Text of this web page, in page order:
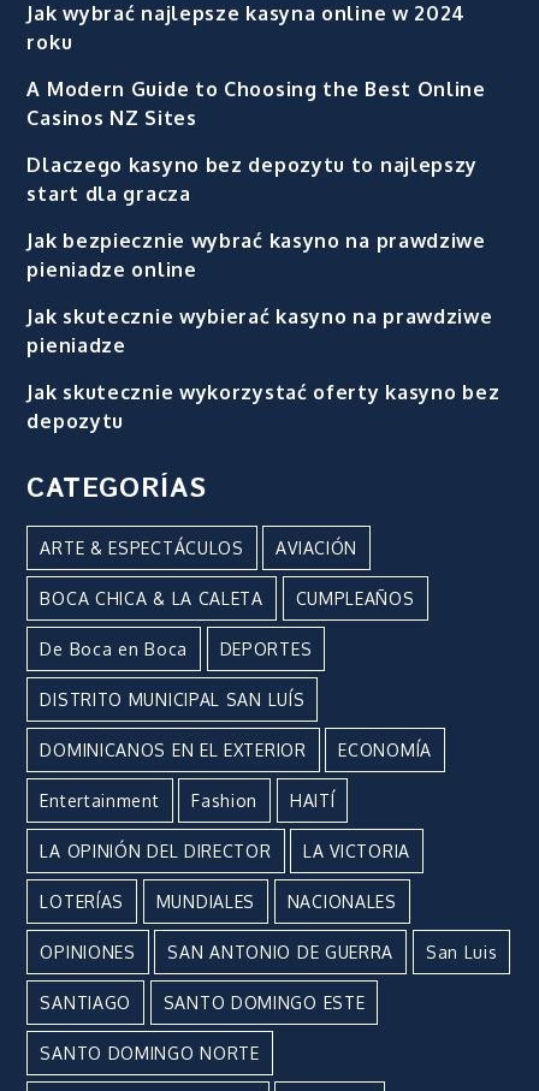
Jak wybrać najlepsze kasyna online w 2024
roku
A Modern Guide to Choosing the Best Online
Casinos NZ Sites
Dlaczego kasyno bez depozytu to najlepszy
start dla gracza
Jak bezpiecznie wybrać kasyno na prawdziwe
pieniadze online
Jak skutecznie wybierać kasyno na prawdziwe
pieniadze
Jak skutecznie wykorzystać oferty kasyno bez
depozytu
CATEGORÍAS
ARTE & ESPECTÁCULOS AVIACIÓN
BOCA CHICA & LA CALETA CUMPLEAÑOS
De Boca en Boca DEPORTES
DISTRITO MUNICIPAL SAN LUÍS
DOMINICANOS EN EL EXTERIOR ECONOMÍA
Entertainment Fashion HAITÍ
LA OPINIÓN DEL DIRECTOR LA VICTORIA
LOTERÍAS MUNDIALES NACIONALES
OPINIONES SAN ANTONIO DE GUERRA San Luis
SANTIAGO SANTO DOMINGO ESTE
SANTO DOMINGO NORTE